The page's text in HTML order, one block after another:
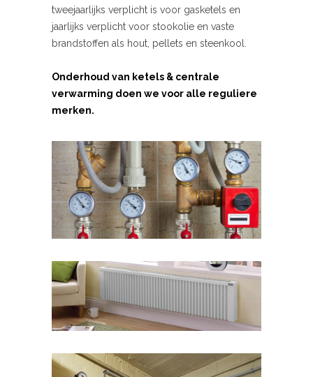
tweejaarlijks verplicht is voor gasketels en
jaarlijks verplicht voor stookolie en vaste
brandstoffen als hout, pellets en steenkool.
Onderhoud van ketels & centrale
verwarming doen we voor alle reguliere
merken.